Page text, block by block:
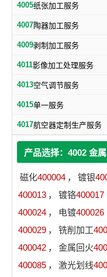
4005纸张加工服务
4007陶器加工服务
4009剥制加工服务
4011影像加工处理服务
4013空气调节服务
4015单一服务
4017航空器定制生产服务
产品选择：4002 金
磁化400004 ， 镀银
400013 ， 镀铬400017
400024 ， 电镀400026
400029 ， 铣削加工
400042 ， 金属回火
400085 ， 激光划线